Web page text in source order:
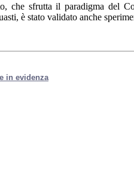
che sfrutta il paradigma del
è stato validato anche
in evidenza